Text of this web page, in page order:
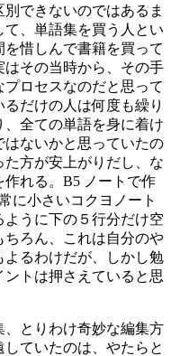
できないのではあるま
、単語集を買う人とい
惜しんで書籍を買って
その当時から、その手
ロセスなのだと思って
だけの人は何度も繰り
全ての単語を身に着け
はないかと思っていたの
方が安上がりだし、な
れる。B5 ノートで作
に小さいコクヨノート
うに下の５行分だけ空
ろん、これは自分のや
よるわけだが、しかし勉
トは押さえていると思
とりわけ奇妙な編集方
ていたのは、やたらと